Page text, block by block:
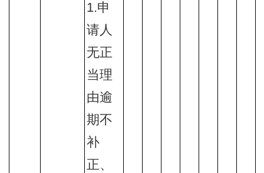
1.申
请人
无正
当理
由逾
期不
补
正、